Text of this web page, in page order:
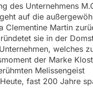
des Unternehmens
auf die
Clementine Martin
sie in der
welches
der Marke
Melissengeist
fast 200 Jahre